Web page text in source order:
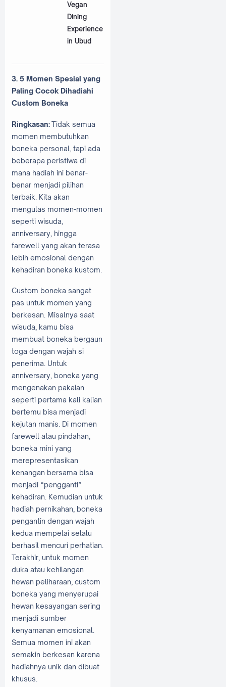
Vegan
Dining
Experience
in Ubud
3. 5 Momen Spesial yang
Paling Cocok Dihadiahi
Custom Boneka
Ringkasan:Tidak semua
momen membutuhkan
boneka personal, tapi ada
beberapa peristiwa di
mana hadiah ini benar-
benar menjadi pilihan
terbaik. Kita akan
mengulas momen-momen
seperti wisuda,
anniversary, hingga
farewell yang akan terasa
lebih emosional dengan
kehadiran boneka kustom.
Custom boneka sangat
pas untuk momen yang
berkesan. Misalnya saat
wisuda, kamu bisa
membuat boneka bergaun
toga dengan wajah si
penerima. Untuk
anniversary, boneka yang
mengenakan pakaian
seperti pertama kali kalian
bertemu bisa menjadi
kejutan manis. Di momen
farewell atau pindahan,
boneka mini yang
merepresentasikan
kenangan bersama bisa
menjadi “pengganti”
kehadiran. Kemudian untuk
hadiah pernikahan, boneka
pengantin dengan wajah
kedua mempelai selalu
berhasil mencuri perhatian.
Terakhir, untuk momen
duka atau kehilangan
hewan peliharaan, custom
boneka yang menyerupai
hewan kesayangan sering
menjadi sumber
kenyamanan emosional.
Semua momen ini akan
semakin berkesan karena
hadiahnya unik dan dibuat
khusus.